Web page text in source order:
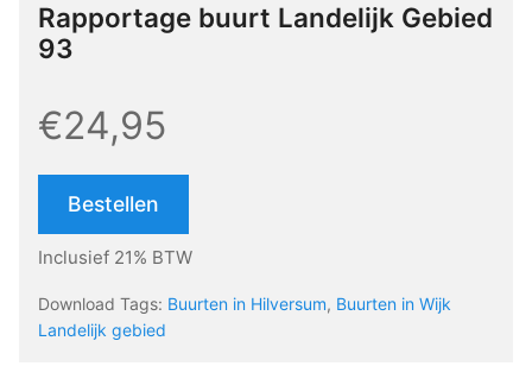
Rapportage buurt Landelijk Gebied
93
€24,95
Bestellen
Inclusief 21% BTW
Download Tags: Buurten in Hilversum, Buurten in Wijk
Landelijk gebied